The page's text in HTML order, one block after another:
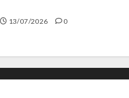
13/07/2026 0